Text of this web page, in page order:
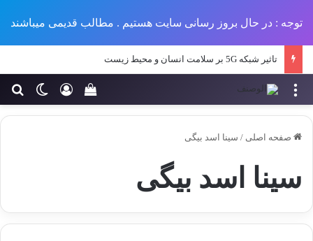
توجه : در حال بروز رسانی سایت هستیم . مطالب قدیمی میباشند
تاثیر شبکه 5G بر سلامت انسان و محیط زیست
تغییر ورود
سبد خرید خود را منو
صفحه اصلی / سینا اسد بیگی
سینا اسد بیگی